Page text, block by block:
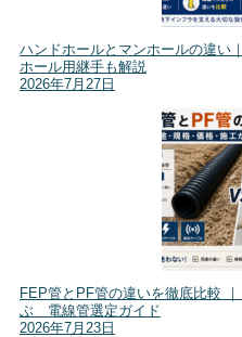
ハンドホールとマンホールの違い
ホール用継手も解説
2026年7月27日
FEP管とPF管の違いを徹底比較
ぶ 電線管選定ガイド
2026年7月23日